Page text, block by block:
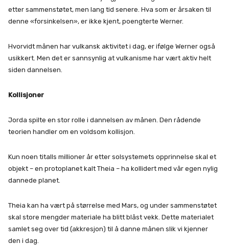
etter sammenstøtet, men lang tid senere. Hva som er årsaken til
denne «forsinkelsen», er ikke kjent, poengterte Werner.
Hvorvidt månen har vulkansk aktivitet i dag, er ifølge Werner også
usikkert. Men det er sannsynlig at vulkanisme har vært aktiv helt
siden dannelsen.
Kollisjoner
Jorda spilte en stor rolle i dannelsen av månen. Den rådende
teorien handler om en voldsom kollisjon.
Kun noen titalls millioner år etter solsystemets opprinnelse skal et
objekt – en protoplanet kalt Theia – ha kollidert med vår egen nylig
dannede planet.
Theia kan ha vært på størrelse med Mars, og under sammenstøtet
skal store mengder materiale ha blitt blåst vekk. Dette materialet
samlet seg over tid (akkresjon) til å danne månen slik vi kjenner
den i dag.